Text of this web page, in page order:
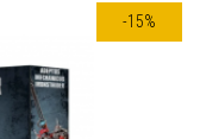
-15%